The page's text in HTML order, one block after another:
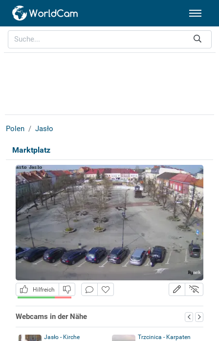
Polen Jasło
Marktplatz
Hilfreich
Webcams in der Nähe
Jasło - Kirche
Trzcinica - Karpaten